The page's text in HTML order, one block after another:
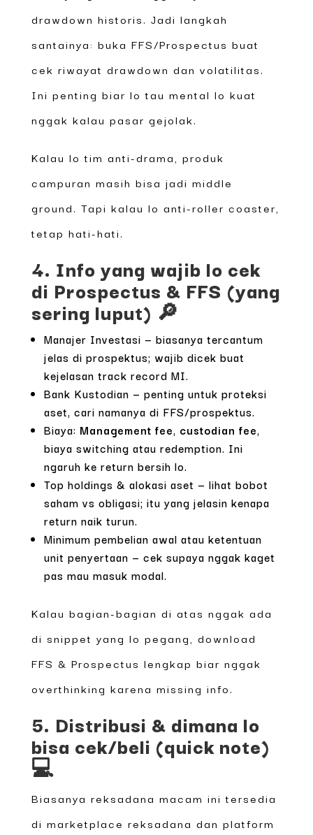
drawdown historis. Jadi langkah
santainya: buka FFS/Prospectus buat
cek riwayat drawdown dan volatilitas.
Ini penting biar lo tau mental lo kuat
nggak kalau pasar gejolak.
Kalau lo tim anti-drama, produk
campuran masih bisa jadi middle
ground. Tapi kalau lo anti-roller coaster,
tetap hati-hati.
4. Info yang wajib lo cek
di Prospectus & FFS (yang
sering luput) 🔎
Manajer Investasi — biasanya tercantum
jelas di prospektus; wajib dicek buat
kejelasan track record MI.
Bank Kustodian — penting untuk proteksi
aset, cari namanya di FFS/prospektus.
Biaya: Management fee, custodian fee,
biaya switching atau redemption. Ini
ngaruh ke return bersih lo.
Top holdings & alokasi aset — lihat bobot
saham vs obligasi; itu yang jelasin kenapa
return naik turun.
Minimum pembelian awal atau ketentuan
unit penyertaan — cek supaya nggak kaget
pas mau masuk modal.
Kalau bagian-bagian di atas nggak ada
di snippet yang lo pegang, download
FFS & Prospectus lengkap biar nggak
overthinking karena missing info.
5. Distribusi & dimana lo
bisa cek/beli (quick note)
💻
Biasanya reksadana macam ini tersedia
di marketplace reksadana dan platform